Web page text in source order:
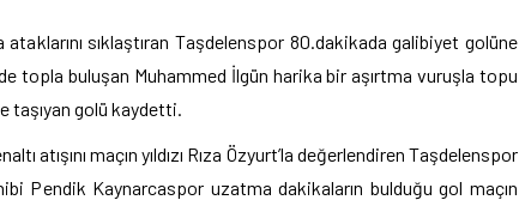
sıklaştıran Taşdelenspor 80.dakikada galibiyet golüne
topla buluşan Muhammed İlgün harika bir aşırtma vuruşla topu
taşıyan golü kaydetti.
atışını maçın yıldızı Rıza Özyurt’la değerlendiren Taşdelenspor
Pendik Kaynarcaspor uzatma dakikaların bulduğu gol maçın